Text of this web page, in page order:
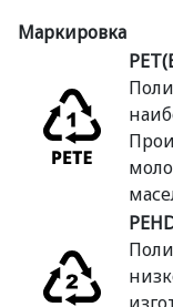
Маркировка